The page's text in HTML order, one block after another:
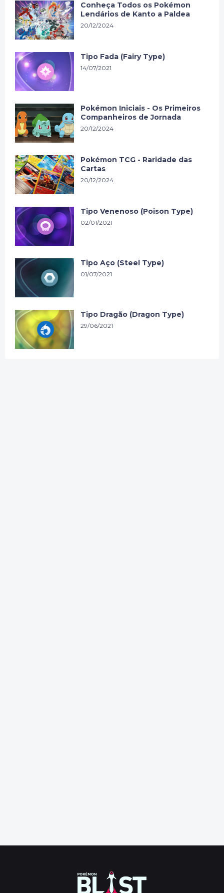
Conheça Todos os Pokémon
Lendários de Kanto a Paldea
20/12/2024
Tipo Fada (Fairy Type)
14/07/2021
Pokémon Iniciais - Os Primeiros
Companheiros de Jornada
20/12/2024
Pokémon TCG - Raridade das
Cartas
20/12/2024
Tipo Venenoso (Poison Type)
02/01/2021
Tipo Aço (Steel Type)
01/07/2021
Tipo Dragão (Dragon Type)
29/06/2021